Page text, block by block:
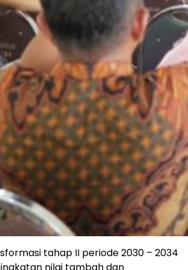
tahap II periode 2030 – 2034